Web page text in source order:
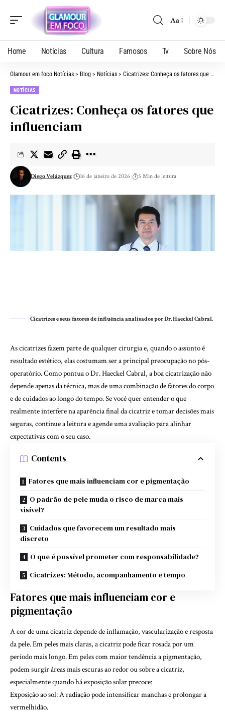
Aa
Home Notícias Cultura Famosos Tv Sobre Nós
Glamour em foco Notícias > Blog > Notícias > Cicatrizes: Conheça os fatores que influenciam
NOTÍCIAS
Cicatrizes: Conheça os fatores que
influenciam
Diego Velázquez 16 de janeiro de 2026 5 Min de leitura
Cicatrizes e seus fatores de influência analisados por Dr. Haeckel Cabral.
As cicatrizes fazem parte de qualquer cirurgia e, quando o assunto é
resultado estético, elas costumam ser a principal preocupação no pós-
operatório. Como pontua o Dr. Haeckel Cabral, a boa cicatrização não
depende apenas da técnica, mas de uma combinação de fatores do corpo
e de cuidados ao longo do tempo. Se você quer entender o que
realmente interfere na aparência final da cicatriz e tomar decisões mais
seguras, continue a leitura e agende uma avaliação para alinhar
expectativas com o seu caso.
Contents
Fatores que mais influenciam cor e pigmentação
O padrão de pele muda o risco de marca mais
visível?
Cuidados que favorecem um resultado mais
discreto
O que é possível prometer com responsabilidade?
Cicatrizes: Método, acompanhamento e tempo
Fatores que mais influenciam cor e
pigmentação
A cor de uma cicatriz depende de inflamação, vascularização e resposta
da pele. Em peles mais claras, a cicatriz pode ficar rosada por um
período mais longo. Em peles com maior tendência a pigmentação,
podem surgir áreas mais escuras ao redor ou sobre a cicatriz,
especialmente quando há exposição solar precoce:
Exposição ao sol: A radiação pode intensificar manchas e prolongar a
vermelhidão.